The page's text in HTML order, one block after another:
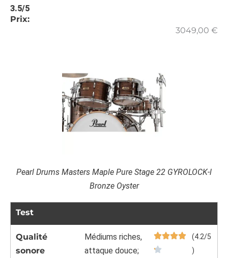
3.5/5
Prix:
3049,00 €
Pearl Drums Masters Maple Pure Stage 22 GYROLOCK-l
Bronze Oyster
Test
Qualité
sonore
Médiums riches,
attaque douce;
(4.2/5
)